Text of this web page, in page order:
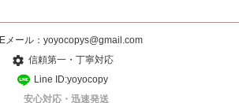
Eメール： yoyocopys@gmail.com
信頼第一・丁寧対応
Line ID:yoyocopy
安心対応・迅速発送